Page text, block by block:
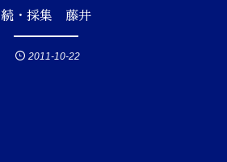
続・採集 藤井
2011-10-22